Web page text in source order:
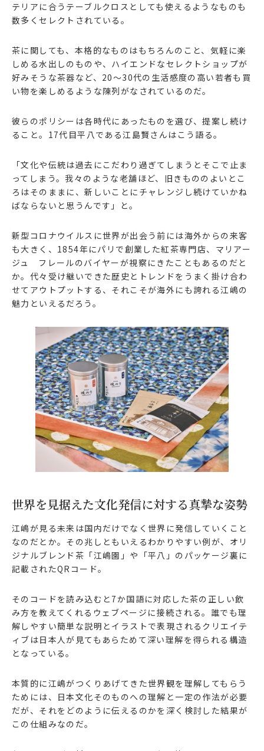
テリアに合うテーブルクロスとしても使えるようなものも
数多くセレクトされている。
茶に関しても、本格的なものはもちろんのこと、気軽に楽
しめる水出しのものや、ハイエンドなセレクトショップが
好みそうな茶器など、20～30代の生活感度の高い若者も買
い物を楽しめるような陳列がなされているのだ。
彼らのポリシーは各時代にあったものを選び、提案し続け
ること。17代目平八である江島賢さんはこう語る。
「文化や伝統は過去にこだわり過ぎてしまうとそこで止ま
ってしまう。我々のような老舗ほど、旧きもののよいとこ
ろはそのままに、新しいことにチャレンジし続けていかね
ばならないと思うんです」と。
新型コロナウイルスに世界が出会う前には海外からの来客
も大きく、1854年にパリで創業した紅茶専門店、マリアー
ジュ フレールのバイヤーが視察にきたこともあるのだと
か。代々受け継いできた歴史とトレンドをうまく掛け合わ
せてアウトプットする、それこそが海外にも誇れる江嶋の
魅力といえるだろう。
世界を見据えた文化発信に対する真摯な姿勢
江嶋が見る未来は国内だけでなく世界に発信していくこと
なのだとか。その兆しともいえるわかりやすい例が、オリ
ジナルブレンド茶「江嶋園」や「平八」のパッケージ裏に
記載されたQRコード。
そのコードを読み込むと7か国語に対応した茶の正しい飲
み方を教えてくれるウェブページに接続される。誰でも理
解しやすい簡単な説明とイラストで表現されるクリエイテ
ィブは日本人が見てもあらためて深い理解を得られる構造
となっている。
本質的に江嶋がつくりあげてきた世界観を理解してもらう
ためには、日本文化そのものへの理解と一定の作法が必要
だが、それをどのように伝えるのかを深く検討した結果が
この仕組みなのだ。